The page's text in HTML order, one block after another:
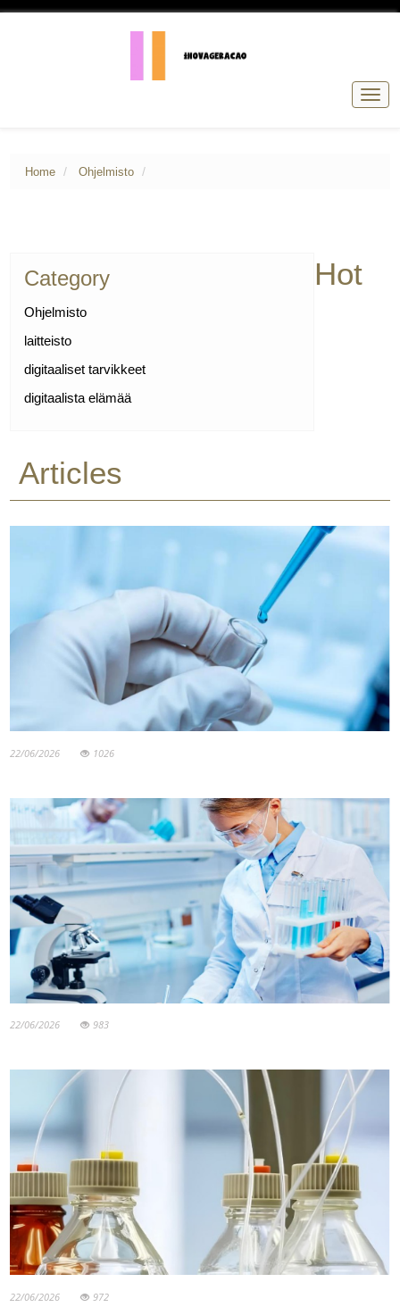
Home Ohjelmisto
Category
Ohjelmisto
laitteisto
digitaaliset tarvikkeet
digitaalista elämää
Hot
Articles
22/06/2026 1026
22/06/2026 983
22/06/2026 972